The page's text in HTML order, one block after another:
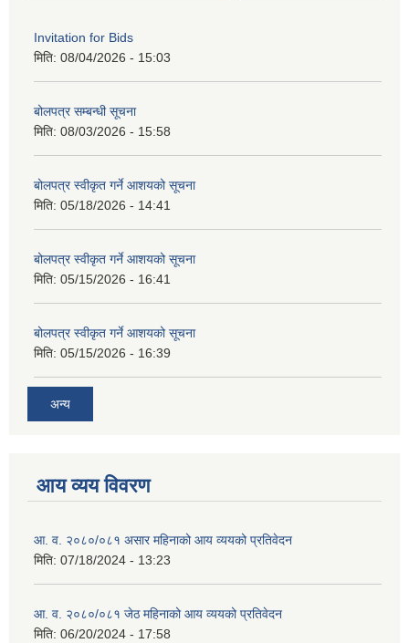
Invitation for Bids
मिति: 08/04/2026 - 15:03
बोलपत्र सम्बन्धी सूचना
मिति: 08/03/2026 - 15:58
बोलपत्र स्वीकृत गर्ने आशयको सूचना
मिति: 05/18/2026 - 14:41
बोलपत्र स्वीकृत गर्ने आशयको सूचना
मिति: 05/15/2026 - 16:41
बोलपत्र स्वीकृत गर्ने आशयको सूचना
मिति: 05/15/2026 - 16:39
अन्य
आय व्यय विवरण
आ. व. २०८०/०८१ असार महिनाको आय व्ययको प्रतिवेदन
मिति: 07/18/2024 - 13:23
आ. व. २०८०/०८१ जेठ महिनाको आय व्ययको प्रतिवेदन
मिति: 06/20/2024 - 17:58